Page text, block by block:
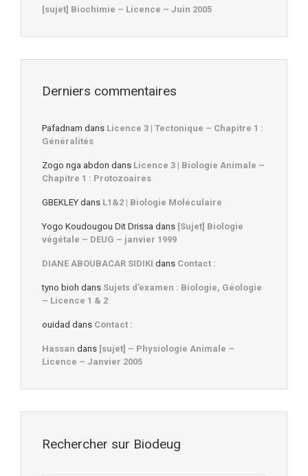
[sujet] Biochimie – Licence – Juin 2005
Derniers commentaires
Pafadnam dans Licence 3 | Tectonique – Chapitre 1 :
Généralités
Zogo nga abdon dans Licence 3 | Biologie Animale –
Chapitre 1 : Protozoaires
GBEKLEY dans L1&2 | Biologie Moléculaire
Yogo Koudougou Dit Drissa dans [Sujet] Biologie
végétale – DEUG – janvier 1999
DIANE ABOUBACAR SIDIKI dans Contact :
tyno bioh dans Sujets d’examen : Biologie, Géologie
– Licence 1 & 2
ouidad dans Contact :
Hassan dans [sujet] – Physiologie Animale –
Licence – Janvier 2005
Rechercher sur Biodeug